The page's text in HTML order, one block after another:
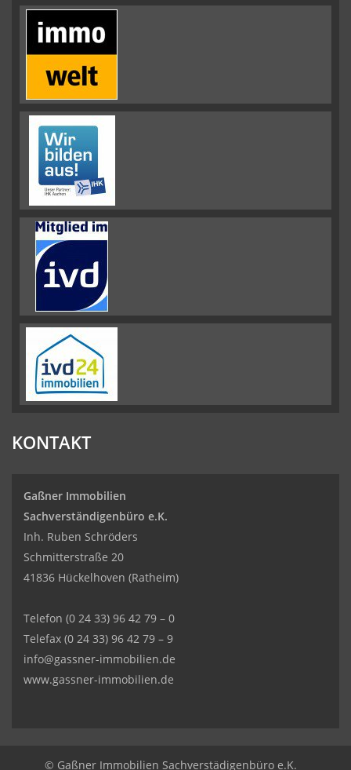
KONTAKT
Gaßner Immobilien
Sachverständigenbüro e.K.
Inh. Ruben Schröders
Schmitterstraße 20
41836 Hückelhoven (Ratheim)
Telefon (0 24 33) 96 42 79 – 0
Telefax (0 24 33) 96 42 79 – 9
info@gassner-immobilien.de
www.gassner-immobilien.de
© Gaßner Immobilien Sachverstädigenbüro e.K.